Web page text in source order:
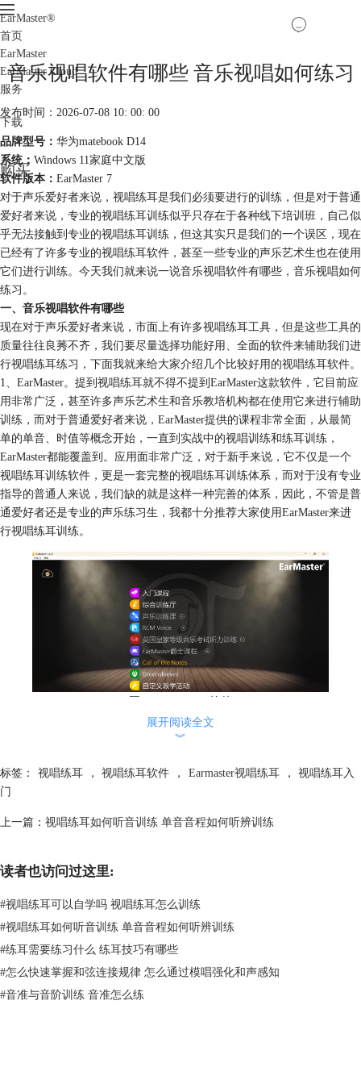
EarMaster®
首页
EarMaster
EarMaster Cloud
服务
下载
购买
音乐视唱软件有哪些 音乐视唱如何练习
发布时间：2026-07-08 10: 00: 00
品牌型号： 华为matebook D14
系统： Windows 11家庭中文版
软件版本： EarMaster 7
对于声乐爱好者来说，视唱练耳是我们必须要进行的训练，但是对于普通
爱好者来说，专业的视唱练耳训练似乎只存在于各种线下培训班，自己似
乎无法接触到专业的视唱练耳训练，但这其实只是我们的一个误区，现在
已经有了许多专业的视唱练耳软件，甚至一些专业的声乐艺术生也在使用
它们进行训练。今天我们就来说一说音乐视唱软件有哪些，音乐视唱如何
练习。
一、音乐视唱软件有哪些
现在对于声乐爱好者来说，市面上有许多视唱练耳工具，但是这些工具的
质量往往良莠不齐，我们要尽量选择功能好用、全面的软件来辅助我们进
行视唱练耳练习，下面我就来给大家介绍几个比较好用的视唱练耳软件。
1、EarMaster。提到视唱练耳就不得不提到EarMaster这款软件，它目前应
用非常广泛，甚至许多声乐艺术生和音乐教培机构都在使用它来进行辅助
训练，而对于普通爱好者来说，EarMaster提供的课程非常全面，从最简
单的单音、时值等概念开始，一直到实战中的视唱训练和练耳训练，
EarMaster都能覆盖到。应用面非常广泛，对于新手来说，它不仅是一个
视唱练耳训练软件，更是一套完整的视唱练耳训练体系，而对于没有专业
指导的普通人来说，我们缺的就是这样一种完善的体系，因此，不管是普
通爱好者还是专业的声乐练习生，我都十分推荐大家使用EarMaster来进
行视唱练耳训练。
图一：EarMaster软件
2、新曲视唱Pro。新曲视唱Pro是一个基于手机端的APP，它提供的视唱
有一定基础的爱好者来说，新曲视唱Pro能让我们随时随地检验自己的视
唱能力，随时开始学习，非常方便。不过相对于EarMaster，新曲视唱Pro
还要进行练耳等其他内容的训练，在这一点上，它比EarMaster稍逊一
展开阅读全文
︾
标签： 视唱练耳 ， 视唱练耳软件 ， Earmaster视唱练耳 ，
视唱练耳入
门
上一篇： 视唱练耳如何听音训练 单音音程如何听辨训练
读者也访问过这里:
#视唱练耳可以自学吗 视唱练耳怎么训练
#视唱练耳如何听音训练 单音音程如何听辨训练
#练耳需要练习什么 练耳技巧有哪些
#怎么快速掌握和弦连接规律 怎么通过模唱强化和声感知
#音准与音阶训练 音准怎么练